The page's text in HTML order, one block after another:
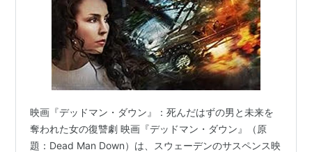
映画『デッドマン・ダウン』：死んだはずの男と未来を
奪われた女の復讐劇 映画『デッドマン・ダウン』（原
題：Dead Man Down）は、スウェーデンのサスペンス映